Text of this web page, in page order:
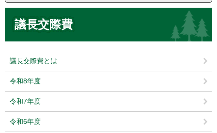
へ
議長交際費
議長交際費とは
令和8年度
令和7年度
令和6年度